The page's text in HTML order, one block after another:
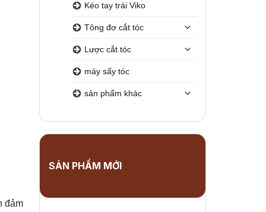
Kéo tay trái Viko
Tông đơ cắt tóc
Lược cắt tóc
máy sấy tóc
sản phẩm khác
SẢN PHẨM MỚI
đảm